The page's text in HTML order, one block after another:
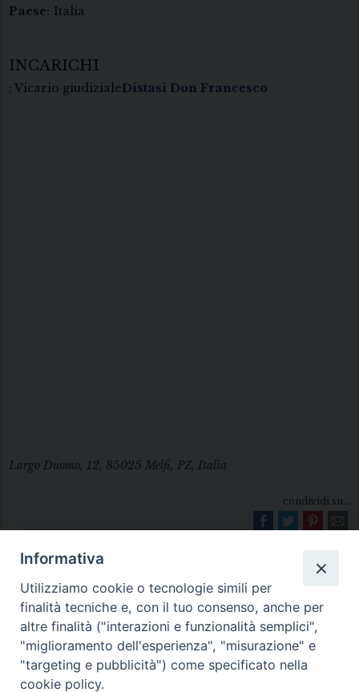
Paese: Italia
INCARICHI
Distasi Don Francesco
: Vicario giudiziale
Largo Duomo, 12, 85025 Melfi, PZ, Italia
condividi su...
Diocesi di Melfi Rapolla Venosa
Informativa
Utilizziamo cookie o tecnologie simili per
finalità tecniche e, con il tuo consenso, anche per
altre finalità ("interazioni e funzionalità semplici",
"miglioramento dell'esperienza", "misurazione" e
"targeting e pubblicità") come specificato nella
cookie policy.